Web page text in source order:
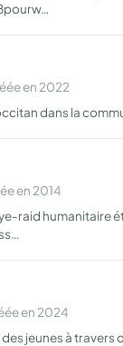
en 2022
dans la
en 2014
raid humanitaire
en 2024
jeunes à